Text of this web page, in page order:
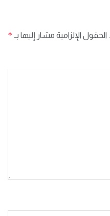
الحقول الإلزامية مشار إليها بـ*